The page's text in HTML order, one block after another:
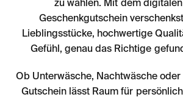
zu wählen. Mit dem
Geschenkgutschein
Lieblingsstücke, hochwertige
Gefühl, genau das Richtige
Ob Unterwäsche, Nachtwäsche
Gutschein lässt Raum für